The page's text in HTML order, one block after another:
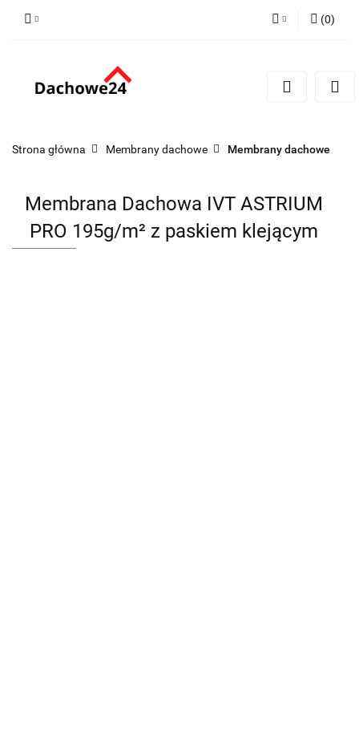
Zarejestruj się
(0)
Strona główna Membrany dachowe Membrany dachowe
Membrana Dachowa IVT ASTRIUM
PRO 195g/m² z paskiem klejącym